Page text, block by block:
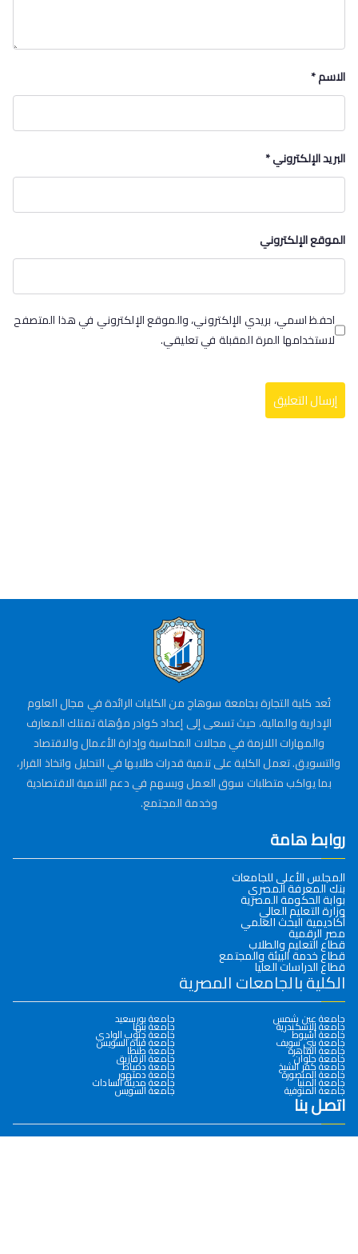
الاسم*
البريد الإلكتروني*
الموقع الإلكتروني
احفظ اسمي، بريدي الإلكتروني، والموقع الإلكتروني في هذا المتصفح
لاستخدامها المرة المقبلة في تعليقي.
تُعد كلية التجارة بجامعة سوهاج من الكليات الرائدة في مجال العلوم
الإدارية والمالية، حيث تسعى إلى إعداد كوادر مؤهلة تمتلك المعارف
والمهارات اللازمة في مجالات المحاسبة وإدارة الأعمال والاقتصاد
والتسويق. تعمل الكلية على تنمية قدرات طلابها في التحليل واتخاذ القرار،
بما يواكب متطلبات سوق العمل ويسهم في دعم التنمية الاقتصادية
وخدمة المجتمع.
روابط هامة
المجلس الأعلى للجامعات
بنك المعرفة المصري
بوابة الحكومة المصرية
وزارة التعليم العالي
أكاديمية البحث العلمي
مصر الرقمية
قطاع التعليم والطلاب
قطاع خدمة البيئة والمجتمع
قطاع الدراسات العليا
الكلية بالجامعات المصرية
جامعة عين شمس
جامعة الإسكندرية
جامعة أسيوط
جامعة بني سويف
جامعة القاهرة
جامعة حلوان
جامعة كفر الشيخ
جامعة المنصورة
جامعة المنيا
جامعة المنوفية
جامعة بورسعيد
جامعة بنها
جامعة جنوب الوادي
جامعة قناة السويس
جامعة طنطا
جامعة الزقازيق
جامعة دمياط
جامعة دمنهور
جامعة مدينة السادات
جامعة السويس اتصل بنا